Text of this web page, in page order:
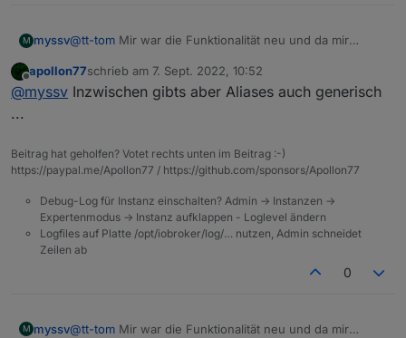
M myssv@tt-tom Mir war die Funktionalität neu und da mir
ich alle Scripte öffnen, die mit dem Sensor verknüpft
waren.
Da hat mir die Lösung mit den LinkedDevices recht gut
gefallen und ich wollte es mal ausprobieren.
apollon77schrieb am 7. Sept. 2022, 10:52
zuletzt editiert von
@myssv Inzwischen gibts aber Aliases auch generisch
...
Beitrag hat geholfen? Votet rechts unten im Beitrag :-)
https://paypal.me/Apollon77 / https://github.com/sponsors/Apollon77
Debug-Log für Instanz einschalten? Admin -> Instanzen ->
Expertenmodus -> Instanz aufklappen - Loglevel ändern
Logfiles auf Platte /opt/iobroker/log/… nutzen, Admin schneidet
Zeilen ab
0
M myssv@tt-tom Mir war die Funktionalität neu und da mir